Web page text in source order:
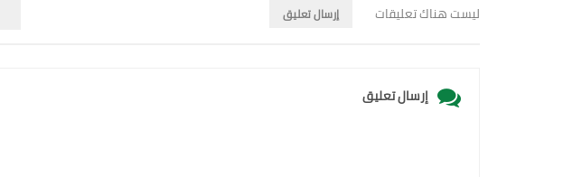
ليست هناك تعليقات إرسال تعليق
إرسال تعليق